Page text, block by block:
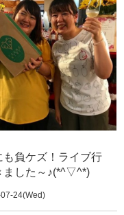
も負ケズ！ライブ行
ました～♪(*^▽^*)
24(Wed)